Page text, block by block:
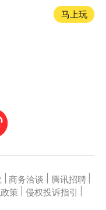
马上玩
商务洽谈 腾讯招聘
策 侵权投诉指引